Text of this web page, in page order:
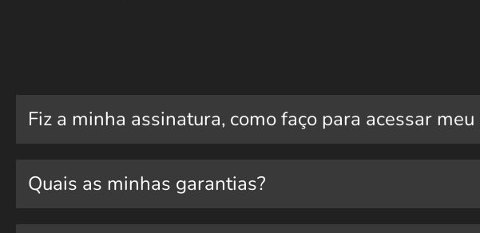
Fiz a minha assinatura, como faço para acessar
Quais as minhas garantias?